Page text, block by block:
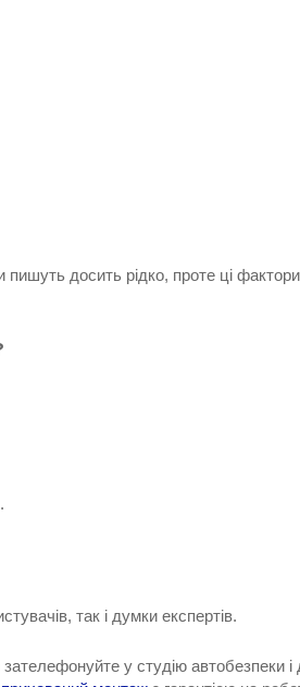
досить рідко, проте ці
так і думки експертів.
у студію